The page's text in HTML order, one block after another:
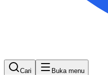
Cari Buka menu